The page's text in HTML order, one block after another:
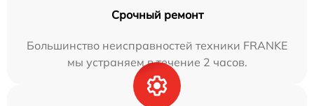
Срочный ремонт
Большинство неисправностей техники FRANKE
мы устраняем в течение 2 часов.